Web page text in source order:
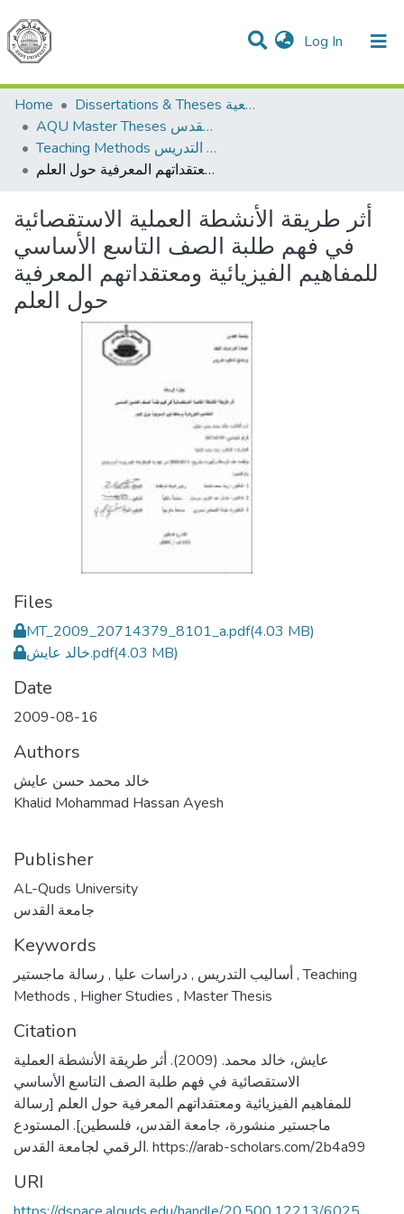
Log In (current)
Communities & Collections
All of DSpace
Home
Dissertations & Theses الرسائل الجامعية
AQU Master Theses الرسائل الجامعية الخاصة بجامعة القدس
Teaching Methods أساليب التدريس
أثر طريقة الأنشطة العملية الاستقصائية في فهم طلبة الصف التاسع الأساسي للمفاهيم الفيزيائية ومعتقداتهم المعرفية حول العلم
أثر طريقة الأنشطة العملية الاستقصائية
في فهم طلبة الصف التاسع الأساسي
للمفاهيم الفيزيائية ومعتقداتهم المعرفية
حول العلم
Files
MT_2009_20714379_8101_a.pdf(4.03 MB)
خالد عايش.pdf(4.03 MB)
Date
2009-08-16
Authors
خالد محمد حسن عايش
Khalid Mohammad Hassan Ayesh
Publisher
AL-Quds University
جامعة القدس
Keywords
أساليب التدريس ,دراسات عليا , ,Teaching
Methods , Higher Studies , Master Thesis
Citation
عايش، خالد محمد. (2009). أثر طريقة الأنشطة العملية
الاستقصائية في فهم طلبة الصف التاسع الأساسي
للمفاهيم الفيزيائية ومعتقداتهم المعرفية حول العلم [رسالة
ماجستير منشورة، جامعة القدس، فلسطين]. المستودع
الرقمي لجامعة القدس. https://arab-scholars.com/2b4a99
URI